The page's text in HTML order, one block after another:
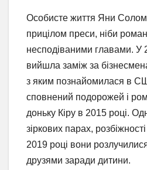
Особисте життя Яни
прицілом преси, ніби
несподіваними главами. У
вийшла заміж за
з яким познайомилася в
сповнений подорожей і
доньку Кіру в 2015 році.
зіркових парах,
2019 році вони
друзями заради дитини.